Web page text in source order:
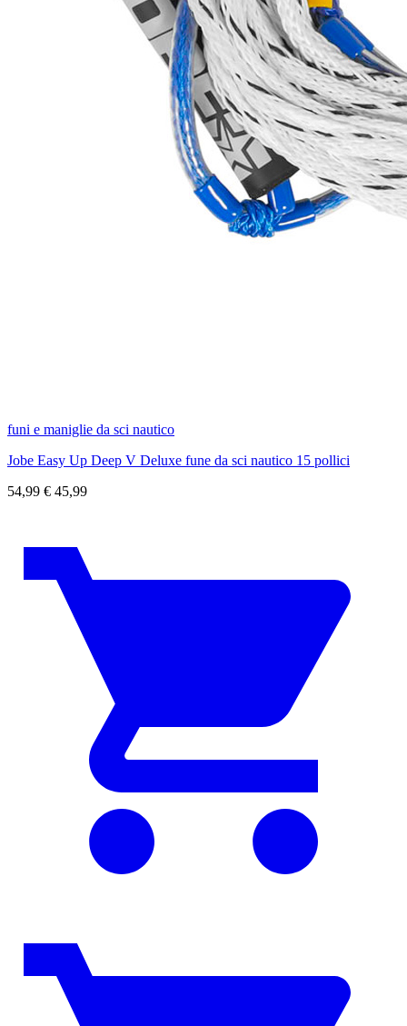
funi e maniglie da sci nautico
Jobe Easy Up Deep V Deluxe fune da sci nautico 15 pollici
54,99 € 45,99